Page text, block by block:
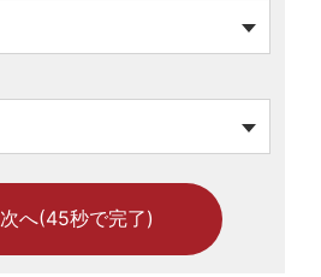
次へ(45秒で完了)